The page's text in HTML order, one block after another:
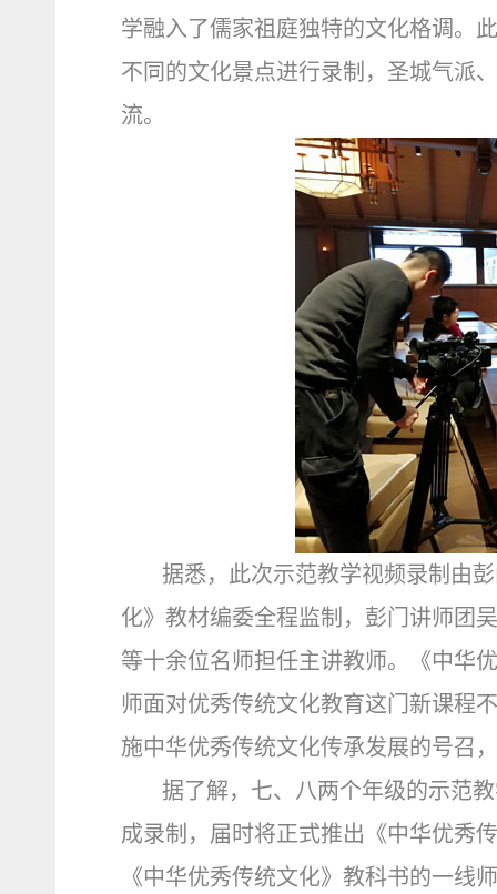
学融入了儒家祖庭独特的文化格调。
不同的文化景点进行录制，圣城气派
流。
据悉，此次示范教学视频录制由
化》教材编委全程监制，彭门讲师团
等十余位名师担任主讲教师。《中华
师面对优秀传统文化教育这门新课程
施中华优秀传统文化传承发展的号召
据了解，七、八两个年级的示范
成录制，届时将正式推出《中华优秀
《中华优秀传统文化》教科书的一线